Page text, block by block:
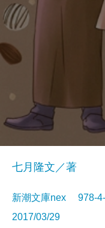
七月隆文／著
新潮文庫nex 978-
2017/03/29